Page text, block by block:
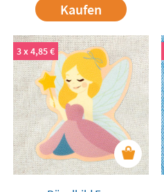
Kaufen
3 x 4,85 €